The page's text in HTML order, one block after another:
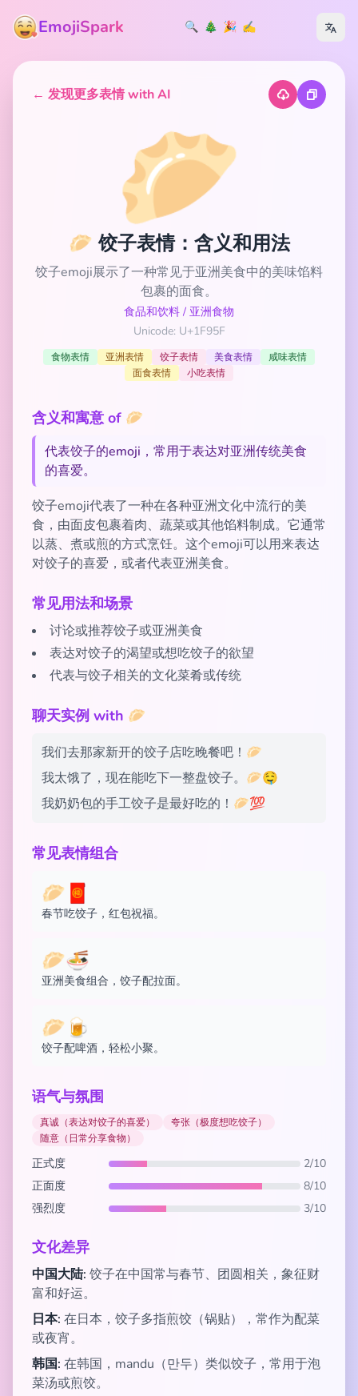
EmojiSpark 🔍 🎄 🎉 ✍️
← 发现更多表情 with AI
🥟
🥟 饺子表情：含义和用法
饺子emoji展示了一种常见于亚洲美食中的美味馅料
包裹的面食。
食品和饮料 / 亚洲食物
Unicode: U+1F95F
食物表情 亚洲表情 饺子表情 美食表情
咸味表情
面食表情
小吃表情
含义和寓意 of 🥟
代表饺子的emoji，常用于表达对亚洲传统美食
的喜爱。
饺子emoji代表了一种在各种亚洲文化中流行的美
食，由面皮包裹着肉、蔬菜或其他馅料制成。它通常
以蒸、煮或煎的方式烹饪。这个emoji可以用来表达
对饺子的喜爱，或者代表亚洲美食。
常见用法和场景
讨论或推荐饺子或亚洲美食
表达对饺子的渴望或想吃饺子的欲望
代表与饺子相关的文化菜肴或传统
聊天实例 with 🥟
我们去那家新开的饺子店吃晚餐吧！🥟
我太饿了，现在能吃下一整盘饺子。🥟🤤
我奶奶包的手工饺子是最好吃的！🥟💯
常见表情组合
🥟🧧
春节吃饺子，红包祝福。
🥟🍜
亚洲美食组合，饺子配拉面。
🥟🍺
饺子配啤酒，轻松小聚。
语气与氛围
真诚（表达对饺子的喜爱）
夸张（极度想吃饺子）
随意（日常分享食物）
正式度
2/10
正面度
8/10
强烈度
3/10
文化差异
中国大陆: 饺子在中国常与春节、团圆相关，象征财
富和好运。
日本: 在日本，饺子多指煎饺（锅贴），常作为配菜
或夜宵。
韩国: 在韩国，mandu（만두）类似饺子，常用于泡
菜汤或煎饺。